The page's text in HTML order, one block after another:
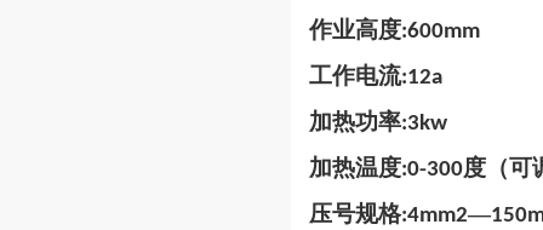
作业高度:600mm
工作电流:12a
加热功率:3kw
加热温度:0-300度（可
压号规格:4mm2—